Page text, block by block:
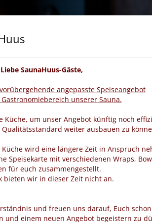
& Beauty
Liebe SaunaHuus-Gäste,
angepasste Speiseangebot
unserer Sauna.
Küche, um unser Angebot künftig noch
weiter ausbauen zu
wird eine längere Zeit in Anspruch
Speisekarte mit verschiedenen Wraps,
für euch zusammengestellt.
bieten wir in dieser Zeit nicht an.
und freuen uns darauf, Euch
und einem neuen Angebot begeistern zu